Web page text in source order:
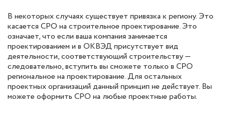
В некоторых случаях существует привязка к региону. Это
касается СРО на строительное проектирование. Это
означает, что если ваша компания занимается
проектированием и в ОКВЭД присутствует вид
деятельности, соответствующий строительству —
следовательно, вступить вы сможете только в СРО
региональное на проектирование. Для остальных
проектных организаций данный принцип не действует. Вы
можете оформить СРО на любые проектные работы.